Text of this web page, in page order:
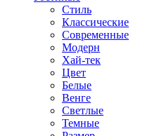
Стиль
Классические
Современные
Модерн
Хай-тек
Цвет
Белые
Венге
Светлые
Темные